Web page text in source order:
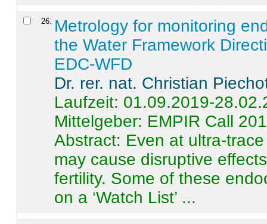
26. Metrology for monitoring
the Water Framework
EDC-WFD
Dr. rer. nat. Christian
Laufzeit: 01.09.2019-
Mittelgeber: EMPIR Call
Abstract: Even at ultra-
may cause disruptive
fertility. Some of these
on a ‘Watch List’ ...